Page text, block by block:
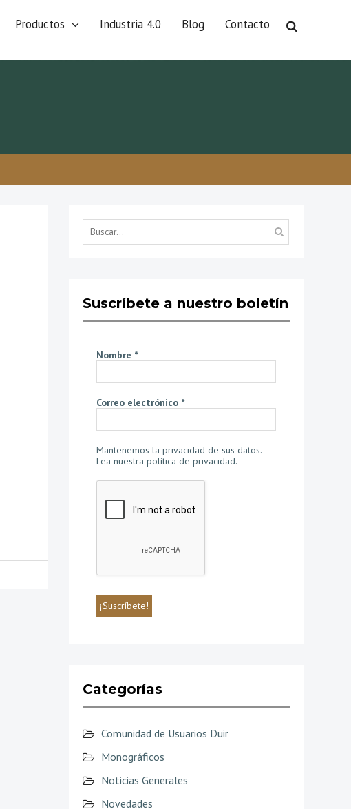
Productos Industria 4.0 Blog Contacto
Suscríbete a nuestro boletín
Nombre *
Correo electrónico *
Mantenemos la privacidad de sus datos.
Lea nuestra política de privacidad.
Categorías
Comunidad de Usuarios Duir
Monográficos
Noticias Generales
Novedades